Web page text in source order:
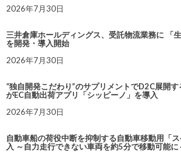
2026年7月30日
三井倉庫ホールディングス、受託物流業務に 「
を開発・導入開始
2026年7月30日
“独自開発こだわり”のサプリメントでD2C展開す
がEC自動出荷アプリ「シッピーノ」を導入
2026年7月30日
自動車船の荷役中断を抑制する自動車移動用「
入 ～自力走行できない車両を約5分で移動可能に